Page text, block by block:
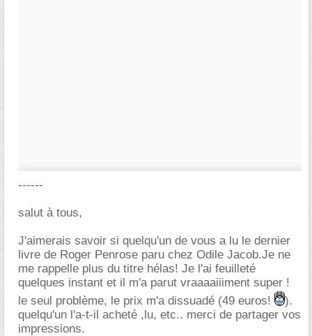
------
salut à tous,
J'aimerais savoir si quelqu'un de vous a lu le dernier
livre de Roger Penrose paru chez Odile Jacob.Je ne
me rappelle plus du titre hélas! Je l'ai feuilleté
quelques instant et il m'a parut vraaaaiiiment super !
le seul problème, le prix m'a dissuadé (49 euros!
).
quelqu'un l'a-t-il acheté ,lu, etc.. merci de partager vos
impressions.